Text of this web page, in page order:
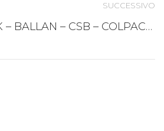
SUCCESSIVO
TEAM MBH BANK – BALLAN – CSB – COLPACK GSG PARTNERSHIP 2025